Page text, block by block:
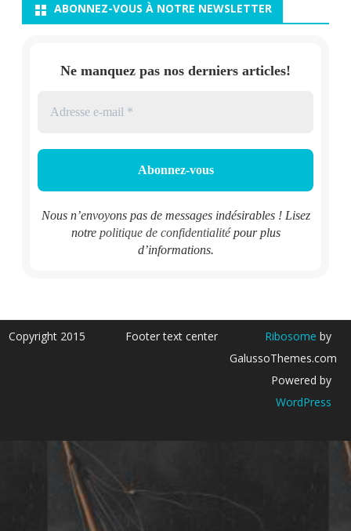
ABONNEZ-VOUS À NOTRE NEWSLETTER
Ne manquez pas nos derniers articles!
Nous n’envoyons pas de messages indésirables ! Lisez
notre politique de confidentialitépour plus
d’informations.
Copyright 2015 Footer text center Ribosome by
GalussoThemes.com
Powered by
WordPress